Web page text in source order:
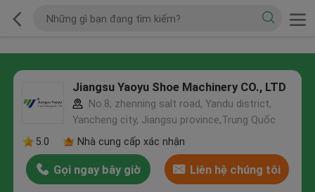
Jiangsu Yaoyu Shoe Machinery CO., LTD
No.8, zhenning salt road, Yandu district,
Yancheng city, Jiangsu province,Trung Quốc
5.0
Nhà cung cấp xác nhận
Gọi ngay bây giờ Liên hệ chúng tôi